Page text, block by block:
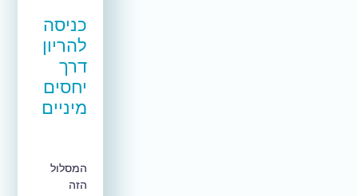
כניסה
להריון
דרך
יחסים
מיניים
המסלול
הזה